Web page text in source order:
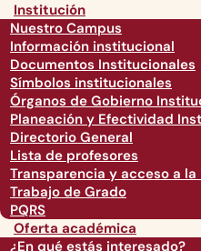
Institución
Nuestro Campus
Información institucional
Documentos Institucionales
Símbolos institucionales
Órganos de Gobierno
Planeación y Efectividad
Directorio General
Lista de profesores
Transparencia y acceso a
Trabajo de Grado
PQRS
Oferta académica
¿En qué estás interesado?